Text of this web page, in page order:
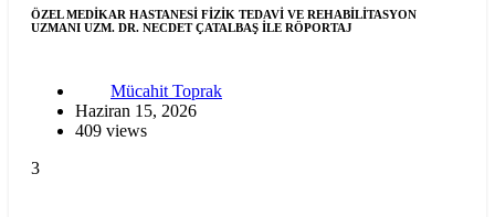
ÖZEL MEDİKAR HASTANESİ FİZİK TEDAVİ VE REHABİLİTASYON
UZMANI UZM. DR. NECDET ÇATALBAŞ İLE RÖPORTAJ
Mücahit Toprak
Haziran 15, 2026
409 views
3